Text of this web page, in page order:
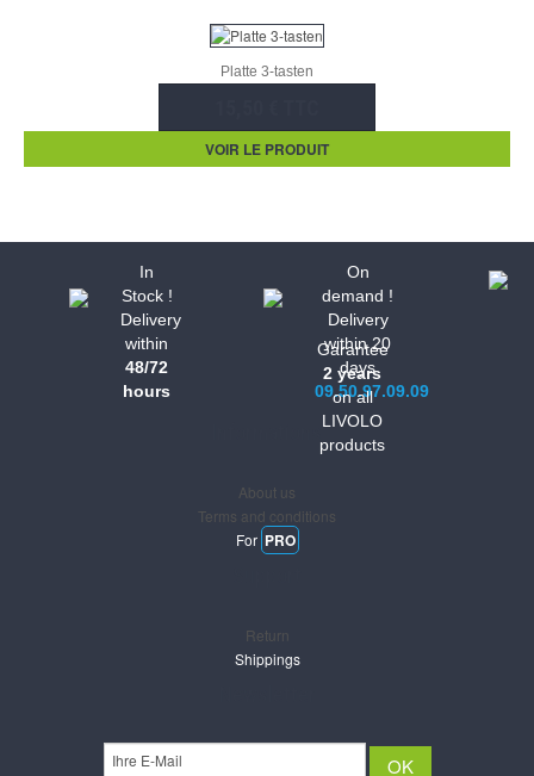
Platte 3-tasten
VOIR LE PRODUIT
In
Stock !
Delivery
within
48/72
hours
On
demand !
Delivery
within 20
days
09.50.97.09.09
Garantee
2 years
on all
LIVOLO
products
About us
Terms and conditions
For PRO
Return
Shippings